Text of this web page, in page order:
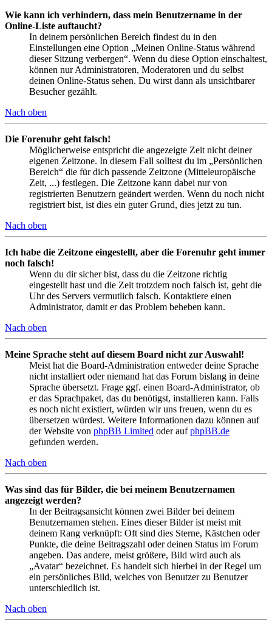
Wie kann ich verhindern, dass mein Benutzername in der
Online-Liste auftaucht?
In deinem persönlichen Bereich findest du in den
Einstellungen eine Option „Meinen Online-Status während
dieser Sitzung verbergen“. Wenn du diese Option einschaltest,
können nur Administratoren, Moderatoren und du selbst
deinen Online-Status sehen. Du wirst dann als unsichtbarer
Besucher gezählt.
Nach oben
Die Forenuhr geht falsch!
Möglicherweise entspricht die angezeigte Zeit nicht deiner
eigenen Zeitzone. In diesem Fall solltest du im „Persönlichen
Bereich“ die für dich passende Zeitzone (Mitteleuropäische
Zeit, ...) festlegen. Die Zeitzone kann dabei nur von
registrierten Benutzern geändert werden. Wenn du noch nicht
registriert bist, ist dies ein guter Grund, dies jetzt zu tun.
Nach oben
Ich habe die Zeitzone eingestellt, aber die Forenuhr geht immer
noch falsch!
Wenn du dir sicher bist, dass du die Zeitzone richtig
eingestellt hast und die Zeit trotzdem noch falsch ist, geht die
Uhr des Servers vermutlich falsch. Kontaktiere einen
Administrator, damit er das Problem beheben kann.
Nach oben
Meine Sprache steht auf diesem Board nicht zur Auswahl!
Meist hat die Board-Administration entweder deine Sprache
nicht installiert oder niemand hat das Forum bislang in deine
Sprache übersetzt. Frage ggf. einen Board-Administrator, ob
er das Sprachpaket, das du benötigst, installieren kann. Falls
es noch nicht existiert, würden wir uns freuen, wenn du es
übersetzen würdest. Weitere Informationen dazu können auf
der Website von phpBB Limited oder aufphpBB.de
gefunden werden.
Nach oben
Was sind das für Bilder, die bei meinem Benutzernamen
angezeigt werden?
In der Beitragsansicht können zwei Bilder bei deinem
Benutzernamen stehen. Eines dieser Bilder ist meist mit
deinem Rang verknüpft: Oft sind dies Sterne, Kästchen oder
Punkte, die deine Beitragszahl oder deinen Status im Forum
angeben. Das andere, meist größere, Bild wird auch als
„Avatar“ bezeichnet. Es handelt sich hierbei in der Regel um
ein persönliches Bild, welches von Benutzer zu Benutzer
unterschiedlich ist.
Nach oben